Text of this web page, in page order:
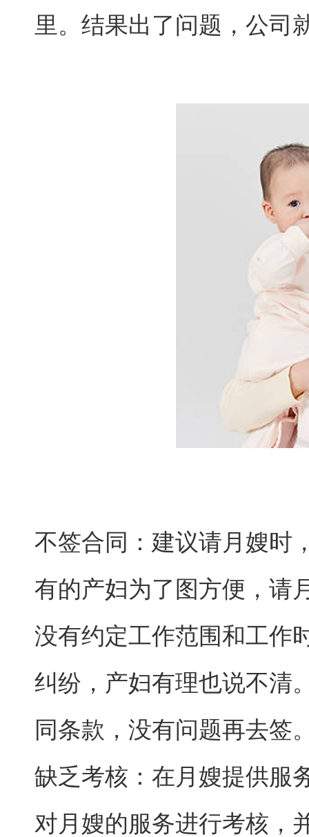
里。结果出了问题，公司
不签合同：建议请月嫂时
有的产妇为了图方便，请
没有约定工作范围和工作
纠纷，产妇有理也说不清
同条款，没有问题再去签
缺乏考核：在月嫂提供服
对月嫂的服务进行考核，